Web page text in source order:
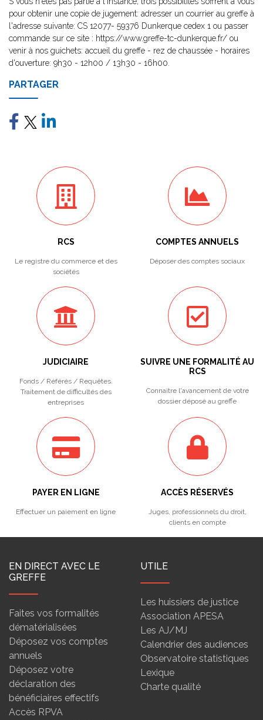
pour obtenir une copie de jugement: adresser un courrier au greffe à
l'adresse suivante: CS 12077- 59376 Dunkerque cedex 1 ou passer
commande sur ce site : https://www.greffe-tc-dunkerque.fr/ ou
venir à nos guichets: accueil du greffe - rez de chaussée - horaires
d'ouverture: 9h30 - 12h00 / 13h30 - 16h00.
PARTAGER
RCS
Le registre du commerce et des
sociétés
COMPTES ANNUELS
Déposer des comptes sociaux
JUDICIAIRE
Fonds / Référés / Requêtes.
Traitement de difficultés des
entreprises
SUIVRE UNE FORMALITÉ AU
RCS
Connaitre l'avancement de votre
dossier déposé au greffe
PAYER EN LIGNE
Effectuer un paiement en ligne
ACCÈS RÉSERVÉS
Juges, professionnels du droit,
clients en compte
EN DIRECT AVEC LE
GREFFE
Faites vos formalités
dématérialisées
Déposez vos comptes
annuels
Déposez votre
déclaration des
bénéficiaires effectifs
Accès RPVA
UTILE
Les huissiers de justice
Association APESA
Les AJ/MJ
Calendrier des audiences
Observatoire statistiques
Lexique
Charte qualité